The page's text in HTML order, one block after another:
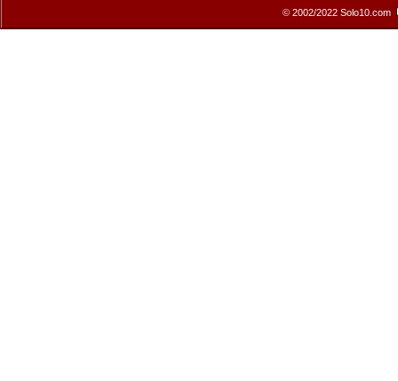
© 2002/2022 Solo10.com